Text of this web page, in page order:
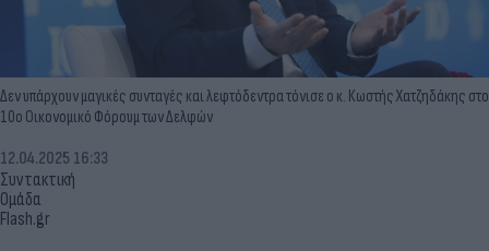
Δεν υπάρχουν μαγικές συνταγές και λεφτόδεντρα τόνισε ο κ. Κωστής Χατζηδάκης στο
10ο Οικονομικό Φόρουμ των Δελφών
Συντακτική
Ομάδα
Flash.gr
12.04.2025 16:33